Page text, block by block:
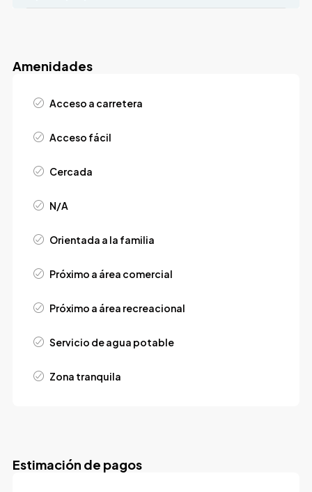
Amenidades
Acceso a carretera
Acceso fácil
Cercada
N/A
Orientada a la familia
Próximo a área comercial
Próximo a área recreacional
Servicio de agua potable
Zona tranquila
Estimación de pagos